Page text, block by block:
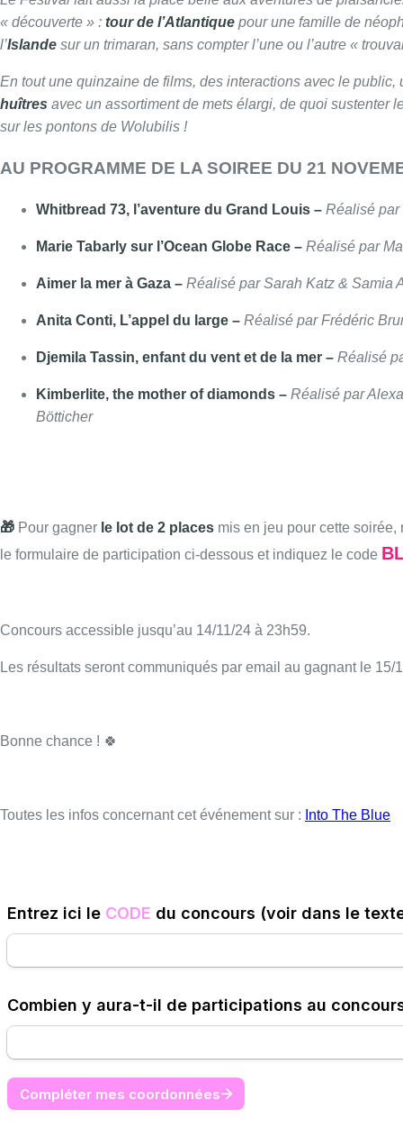
« découverte » : tour de l’Atlantique pour une famille de
l’Islande sur un trimaran, sans compter l’une ou l’autre «
En tout une quinzaine de films, des interactions avec le public,
huîtres avec un assortiment de mets élargi, de quoi sustenter
sur les pontons de Wolubilis !
AU PROGRAMME DE LA SOIREE DU 21
Whitbread 73, l’aventure du Grand Louis – Réalisé
Marie Tabarly sur l’Ocean Globe Race – Réalisé par
Aimer la mer à Gaza – Réalisé par Sarah Katz & Samia
Anita Conti, L’appel du large – Réalisé par Frédéric
Djemila Tassin, enfant du vent et de la mer – Réalisé
Kimberlite, the mother of diamonds – Réalisé par
Bötticher
🎁 Pour gagner le lot de 2 places mis en jeu pour cette
le formulaire de participation ci-dessous et indiquez le code
Concours accessible jusqu’au 14/11/24 à 23h59.
Les résultats seront communiqués par email au gagnant le 15/
Bonne chance ! 🍀
Toutes les infos concernant cet événement sur : Into The Blue